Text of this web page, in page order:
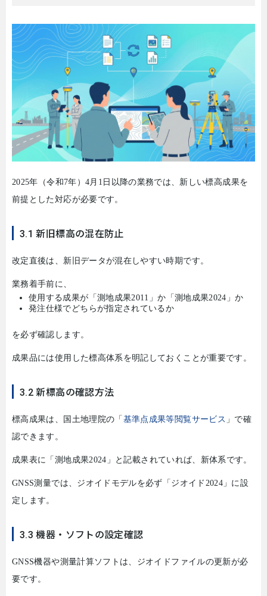
2025年（令和7年）4 月 1 日以降の業務では、新しい標高成果を
前提とした対応が必要です。
3.1 新旧標高の混在防止
改定直後は、新旧データが混在しやすい時期です。
業務着手前に、
使用する成果が「測地成果2011 」か「測地成果2024 」か
発注仕様でどちらが指定されているか
を必ず確認します。
成果品には使用した標高体系を明記しておくことが重要です。
3.2 新標高の確認方法
標高成果は、国土地理院の「 基準点成果等閲覧サービス 」で確
認できます。
成果表に「測地成果2024 」と記載されていれば、新体系です。
GNSS測量では、ジオイドモデルを必ず「ジオイド 2024 」に設
定します。
3.3 機器・ソフトの設定確認
GNSS機器や測量計算ソフトは、ジオイドファイルの更新が必
要です。